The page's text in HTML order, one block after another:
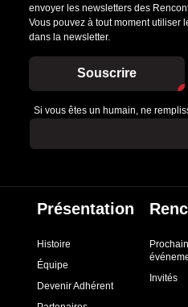
envoyer les newsletters des
Vous pouvez à tout moment utiliser
dans la newsletter.
Souscrire
Si vous êtes un humain, ne
Présentation
Histoire
Équipe
Devenir Adhérent
Invités